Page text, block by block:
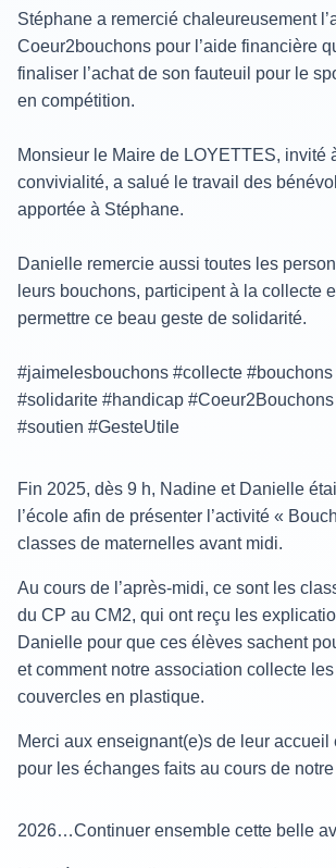
Stéphane a remercié chaleureusement
Coeur2bouchons pour l’aide financière
finaliser l’achat de son fauteuil pour le
en compétition.
Monsieur le Maire de LOYETTES, invité
convivialité, a salué le travail des
apportée à Stéphane.
Danielle remercie aussi toutes les
leurs bouchons, participent à la collecte
permettre ce beau geste de solidarité.
#jaimelesbouchons #collecte
#solidarite #handicap
#soutien #GesteUtile
Fin 2025, dès 9 h, Nadine et Danielle
l’école afin de présenter l’activité «
classes de maternelles avant midi.
Au cours de l’après-midi, ce sont les
du CP au CM2, qui ont reçu les
Danielle pour que ces élèves sachent
et comment notre association collecte
couvercles en plastique.
Merci aux enseignant(e)s de leur accueil
pour les échanges faits au cours de
2026…Continuer ensemble cette belle